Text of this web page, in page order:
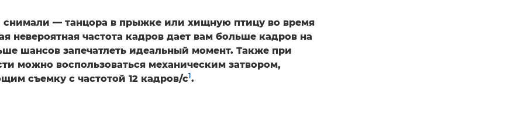
— танцора в прыжке или хищную птицу во время
невероятная частота кадров дает вам больше кадров на
шансов запечатлеть идеальный момент. Также при
можно воспользоваться механическим затвором,
съемку с частотой 12 кадров/с1.